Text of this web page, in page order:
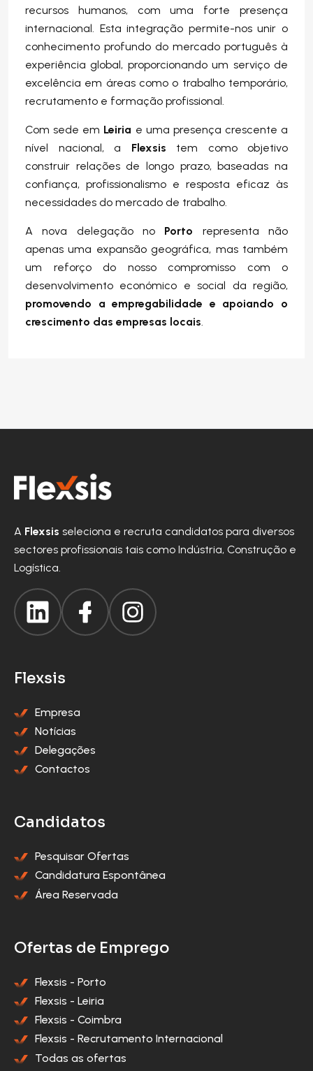
recursos humanos, com uma forte presença
internacional. Esta integração permite-nos unir o
conhecimento profundo do mercado português à
experiência global, proporcionando um serviço de
excelência em áreas como o trabalho temporário,
recrutamento e formação profissional.
Com sede em Leiria e uma presença crescente a
nível nacional, a Flexsis tem como objetivo
construir relações de longo prazo, baseadas na
confiança, profissionalismo e resposta eficaz às
necessidades do mercado de trabalho.
A nova delegação no Porto representa não
apenas uma expansão geográfica, mas também
um reforço do nosso compromisso com o
desenvolvimento económico e social da região,
promovendo a empregabilidade e apoiando o
crescimento das empresas locais.
A Flexsis seleciona e recruta candidatos para diversos
sectores profissionais tais como Indústria, Construção e
Logística.
Flexsis
Empresa
Notícias
Delegações
Contactos
Candidatos
Pesquisar Ofertas
Candidatura Espontânea
Área Reservada
Ofertas de Emprego
Flexsis - Porto
Flexsis - Leiria
Flexsis - Coimbra
Flexsis - Recrutamento Internacional
Todas as ofertas